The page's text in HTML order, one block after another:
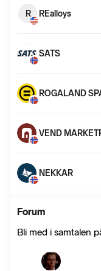
R REalloys
SATS
ROGALAND
VEND
NEKKAR
Forum
Bli med i samtalen